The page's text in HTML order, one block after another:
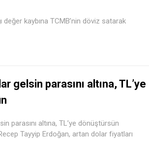
değer kaybına TCMB’nin döviz satarak
gelsin parasını altına, TL’ye
parasını altına, TL’ye dönüştürsün
Tayyip Erdoğan, artan dolar fiyatları